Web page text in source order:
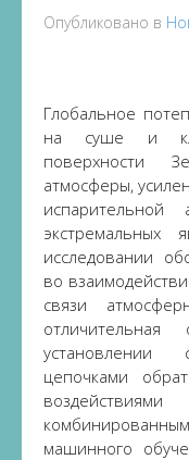
Опубликовано в
Глобальное
на суше и
поверхности
атмосферы,
исследовании
во
связи
установлении
цепочками
машинного